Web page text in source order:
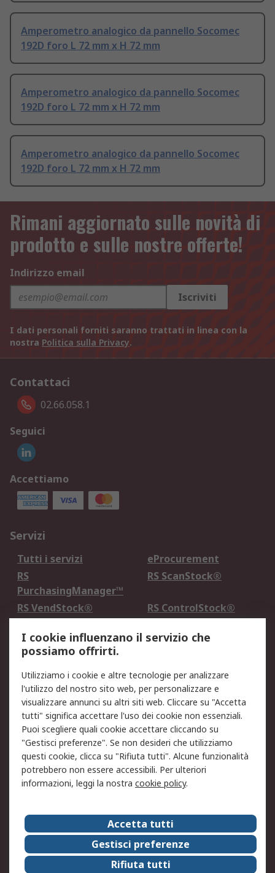
Amperometro analogico da pannello Socomec
192D foro L 72 mm x H 72 mm
Amperometro analogico da pannello Socomec
192D foro L 72 mm x H 72 mm
Amperometro analogico da pannello Socomec
192D foro L 72 mm x H 72 mm
Rimani aggiornato sulle novità di
prodotto e sulle nostre offerte!
Indirizzo email
Iscriviti
I dati personali forniti saranno trattati in linea con la
nostra Politica sulla Privacy.
Contattaci
02.66.058.1
Seguici
Accettiamo
Servizi
Tutti i servizi
eProcurement
RS
PurchasingManager™
RS ScanStock®
RS VendStock®
RS ControlStock®
Legale
Informativa Cookie
Informativa Privacy -
Aggiornata
Email Security
Termini d'uso
Condizioni di vendita
Condizioni generali di
servizio
Etica e responsabilità
Chi Siamo
Chi Siamo
Contattaci
Supporto
ESG
Carriere
RS Group
Press Centre
Discovery: il Blog di RS
I cookie influenzano il servizio che
possiamo offrirti.
Utilizziamo i cookie e altre tecnologie per analizzare
l'utilizzo del nostro sito web, per personalizzare e
visualizzare annunci su altri siti web. Cliccare su "Accetta
tutti" significa accettare l'uso dei cookie non essenziali.
Puoi scegliere quali cookie accettare cliccando su
"Gestisci preferenze". Se non desideri che utilizziamo
questi cookie, clicca su "Rifiuta tutti". Alcune funzionalità
potrebbero non essere accessibili. Per ulteriori
informazioni, leggi la nostra cookie policy.
Accetta tutti
Gestisci preferenze
Rifiuta tutti